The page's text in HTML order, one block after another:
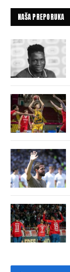
NAŠA PREPORUKA